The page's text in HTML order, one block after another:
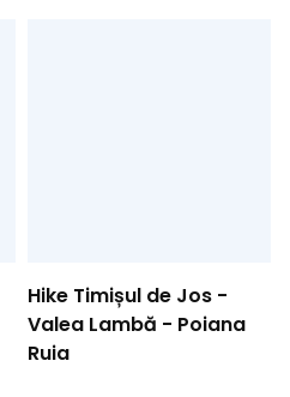
Hike Timișul de Jos -
Valea Lambă - Poiana
Ruia